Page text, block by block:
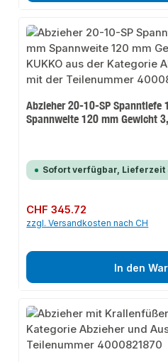
Abzieher 20-10-SP Spanntiefe
Spannweite 120 mm Gewicht
Sofort verfügbar, Lieferzeit
Regulärer Preis:
CHF 345.72
zzgl. Versandkosten nach CH
In den